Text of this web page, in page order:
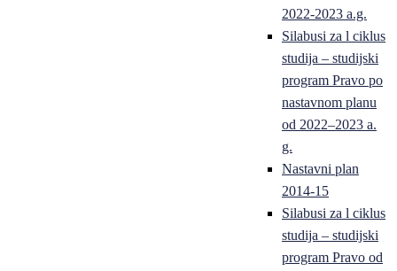
2022-2023 a.g.
Silabusi za l ciklus
studija – studijski
program Pravo po
nastavnom planu
od 2022–2023 a.
g.
Nastavni plan
2014-15
Silabusi za l ciklus
studija – studijski
program Pravo od